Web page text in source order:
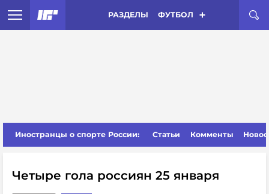
РАЗДЕЛЫ ФУТБОЛ
Иностранцы о спорте России: Статьи Комменты
Четыре гола россиян 25 января